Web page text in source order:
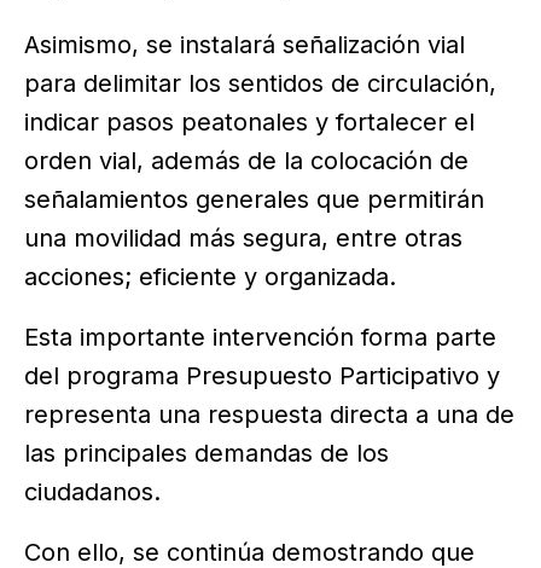
Asimismo, se instalará señalización vial
para delimitar los sentidos de circulación,
indicar pasos peatonales y fortalecer el
orden vial, además de la colocación de
señalamientos generales que permitirán
una movilidad más segura, entre otras
acciones; eficiente y organizada.
Esta importante intervención forma parte
del programa Presupuesto Participativo y
representa una respuesta directa a una de
las principales demandas de los
ciudadanos.
Con ello, se continúa demostrando que